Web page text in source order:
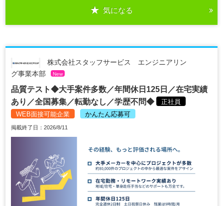
気になる
株式会社スタッフサービス エンジニアリン
グ事業本部
New
品質テスト◆大手案件多数／年間休日125日／在宅実績
あり／全国募集／転勤なし／学歴不問◆
正社員
WEB面接可能企業
かんたん応募可
掲載終了日：2026/8/11